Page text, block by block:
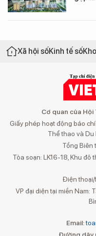
Xã hội sốKinh tế số
Cơ quan của
Giấy phép hoạt động báo
Thể thao và
Tổng Biên
Tòa soạn: LK16-18, Khu đô
Điện
VP đại diện tại miền Nam:
Email: